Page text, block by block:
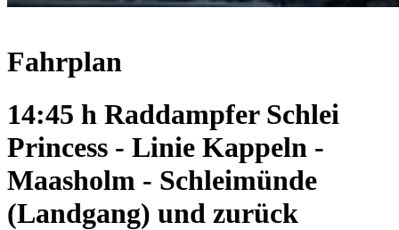
Fahrplan
14:45 h Raddampfer Schlei
Princess - Linie Kappeln -
Maasholm - Schleimünde
(Landgang) und zurück